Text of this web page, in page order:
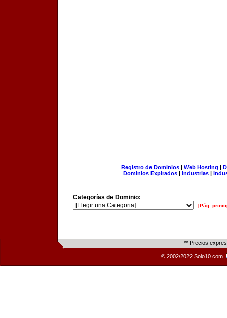
Registro de Dominios| Web Hosting |
Dominios Expirados | Industrias |
Categorías de Dominio:
[Pág.
** Precios
© 2002/2022 Solo10.com